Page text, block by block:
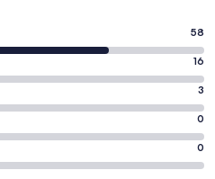
58
16
3
0
0